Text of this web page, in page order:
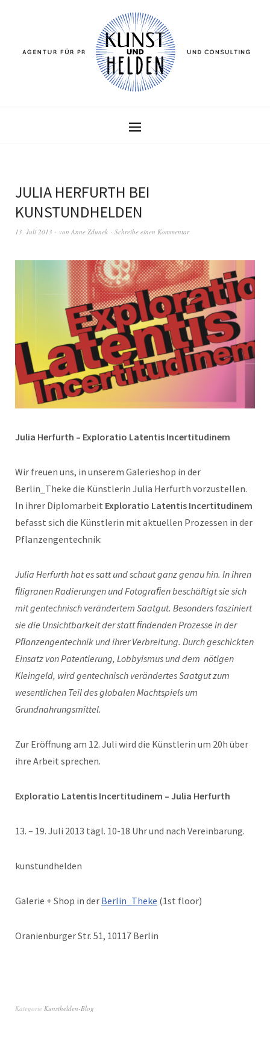
JULIA HERFURTH BEI
KUNSTUNDHELDEN
13. Juli 2013 von Anne Zdunek Schreibe einen Kommentar
Julia Herfurth – Exploratio Latentis Incertitudinem
Wir freuen uns, in unserem Galerieshop in der
Berlin_Theke die Künstlerin Julia Herfurth vorzustellen.
In ihrer Diplomarbeit Exploratio Latentis Incertitudinem
befasst sich die Künstlerin mit aktuellen Prozessen in der
Pflanzengentechnik:
Julia Herfurth hat es satt und schaut ganz genau hin. In ihren
ﬁligranen Radierungen und Fotograﬁen beschäftigt sie sich
mit gentechnisch verändertem Saatgut. Besonders fasziniert
sie die Unsichtbarkeit der statt ﬁndenden Prozesse in der
Pﬂanzengentechnik und ihrer Verbreitung. Durch geschickten
Einsatz von Patentierung, Lobbyismus und dem nötigen
Kleingeld, wird gentechnisch verändertes Saatgut zum
wesentlichen Teil des globalen Machtspiels um
Grundnahrungsmittel.
Zur Eröffnung am 12. Juli wird die Künstlerin um 20h über
ihre Arbeit sprechen.
Exploratio Latentis Incertitudinem – Julia Herfurth
13. – 19. Juli 2013 tägl. 10-18 Uhr und nach Vereinbarung.
kunstundhelden
Galerie + Shop in der Berlin_Theke (1st floor)
Oranienburger Str. 51, 10117 Berlin
Kategorie Kunsthelden-Blog